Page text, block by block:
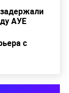
АУЕ
с